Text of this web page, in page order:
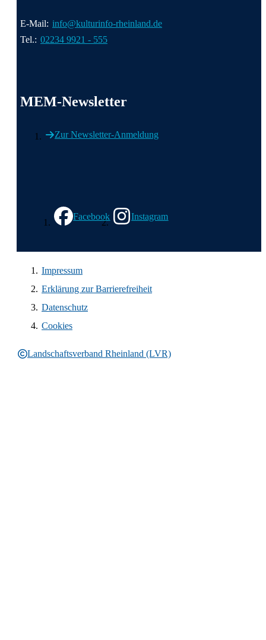
E-Mail: info@kulturinfo-rheinland.de
Tel.: 02234 9921 - 555
MEM-Newsletter
Zur Newsletter-Anmeldung
Facebook
Instagram
Landschaftsverband Rheinland (LVR)
Impressum
Erklärung zur Barrierefreiheit
Datenschutz
Cookies